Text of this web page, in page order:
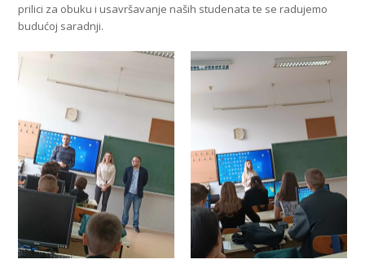
prilici za obuku i usavršavanje naših studenata te se radujemo
budućoj saradnji.